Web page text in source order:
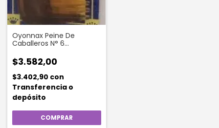
Oyonnax Peine De
Caballeros N° 6
Unidad
$3.582,00
$3.402,90 con
Transferencia o
depósito